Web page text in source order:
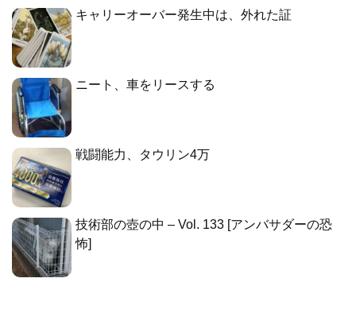
キャリーオーバー発生中は、外れた証
ニート、車をリースする
戦闘能力、タウリン4万
技術部の壺の中 – Vol. 133 [アンバサダーの恐
怖]